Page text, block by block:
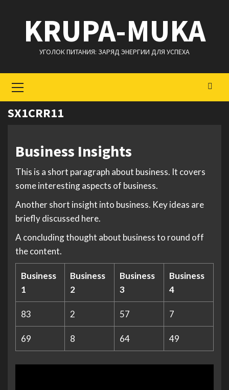
содержимому
KRUPA-MUKA
УГОЛОК ПИТАНИЯ: ЗАРЯД ЭНЕРГИИ ДЛЯ УСПЕХА
меню
SX1CRR11
Business Insights
This is a short paragraph about business. It covers
some interesting aspects of business.
Another short insight into business. Key ideas are
briefly discussed here.
A concluding thought about business to round off
the content.
Business
1
Business
2
Business
3
Business
4
83 2 57 7
69 8 64 49